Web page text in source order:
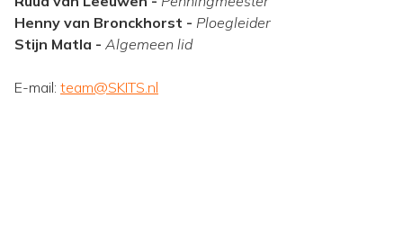
Henny van Bronckhorst - Ploegleider
Stijn Matla - Algemeen lid
E-mail: team@SKITS.nl